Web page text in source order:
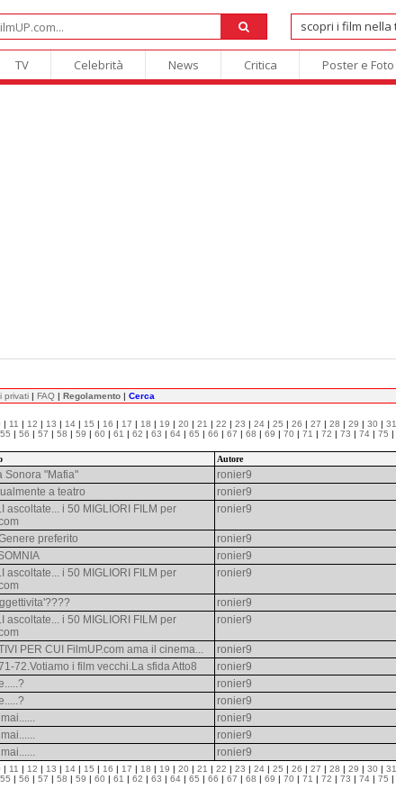
TV Celebrità News Critica Poster e Foto
privati | FAQ | Regolamento | Cerca
| 11 | 12 | 13 | 14 | 15 | 16 | 17 | 18 | 19 | 20 | 21 | 22 | 23 | 24 | 25 | 26 | 27 | 28 | 29 | 30 | 31
55 | 56 | 57 | 58 | 59 | 60 | 61 | 62 | 63 | 64 | 65 | 66 | 67 | 68 | 69 | 70 | 71 | 72 | 73 | 74 | 75 |
Autore
Sonora "Mafia" ronier9
a teatro ronier9
ascoltate... i 50 MIGLIORI FILM per
ronier9
preferito ronier9
ronier9
ascoltate... i 50 MIGLIORI FILM per
ronier9
ronier9
ascoltate... i 50 MIGLIORI FILM per
ronier9
PER CUI FilmUP.com ama il cinema... ronier9
72.Votiamo i film vecchi.La sfida Atto8 ronier9
ronier9
ronier9
ronier9
ronier9
ronier9
| 11 | 12 | 13 | 14 | 15 | 16 | 17 | 18 | 19 | 20 | 21 | 22 | 23 | 24 | 25 | 26 | 27 | 28 | 29 | 30 | 31
55 | 56 | 57 | 58 | 59 | 60 | 61 | 62 | 63 | 64 | 65 | 66 | 67 | 68 | 69 | 70 | 71 | 72 | 73 | 74 | 75 |